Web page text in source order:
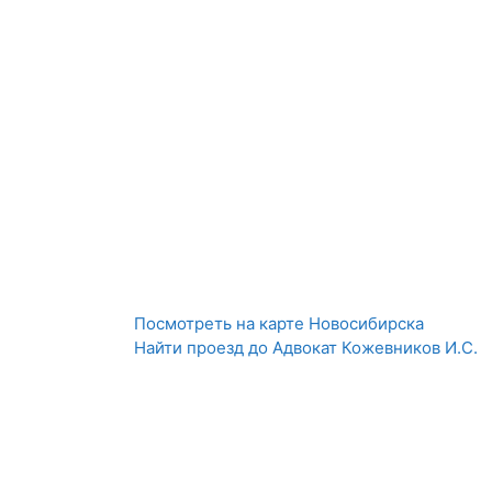
Посмотреть на карте Новосибирска
Найти проезд до Адвокат Кожевников И.С.